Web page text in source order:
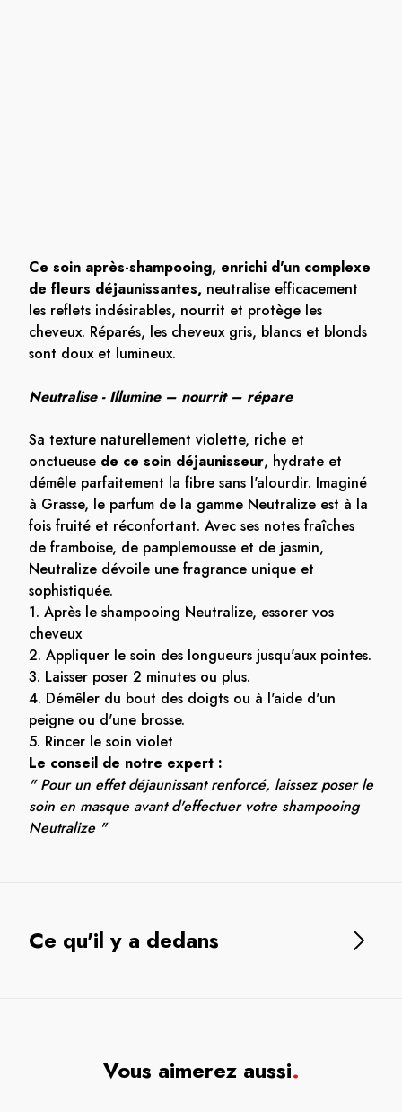
Ce soin après-shampooing, enrichi d'un complexe
de fleurs déjaunissantes, neutralise efficacement
les reflets indésirables, nourrit et protège les
cheveux. Réparés, les cheveux gris, blancs et blonds
sont doux et lumineux.
Neutralise - Illumine – nourrit – répare
Sa texture naturellement violette, riche et
onctueuse de ce soin déjaunisseur, hydrate et
démêle parfaitement la fibre sans l'alourdir. Imaginé
à Grasse, le parfum de la gamme Neutralize est à la
fois fruité et réconfortant. Avec ses notes fraîches
de framboise, de pamplemousse et de jasmin,
Neutralize dévoile une fragrance unique et
sophistiquée.
1. Après le shampooing Neutralize, essorer vos
cheveux
2. Appliquer le soin des longueurs jusqu'aux pointes.
3. Laisser poser 2 minutes ou plus.
4. Démêler du bout des doigts ou à l'aide d'un
peigne ou d'une brosse.
5. Rincer le soin violet
Le conseil de notre expert :
" Pour un effet déjaunissant renforcé, laissez poser le
soin en masque avant d'effectuer votre shampooing
Neutralize "
Ce qu'il y a dedans
Vous aimerez aussi.